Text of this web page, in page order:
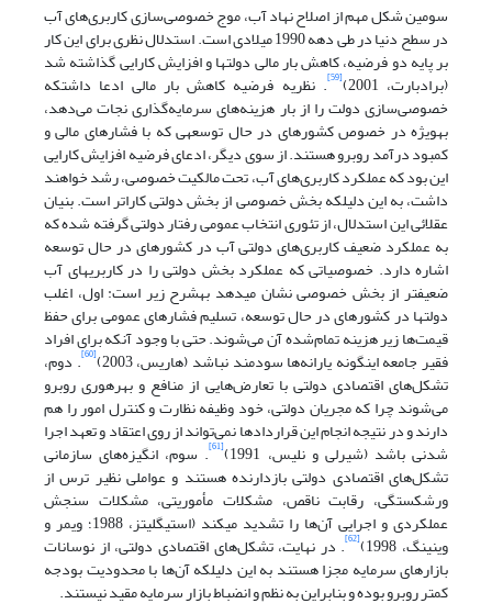
سومین شکل مهم از اصلاح نهاد آب، موج خصوصی‌سازی کاربری‌های آب
در سطح دنیا در طی دهه 1990 میلادی است. استدلال نظری برای این کار
بر پایه دو فرضیه، کاهش بار مالی دولت‏ها و افزایش کارایی گذاشته شد
(برادبارت، 2001) [59] . نظریه فرضیه کاهش بار مالی ادعا داشت‏که
خصوصی‌سازی دولت را از بار هزینه‌های سرمایه‌گذاری نجات می‌دهد،
به‏ویژه در خصوص کشورهای در حال توسعه‏ی که با فشارهای مالی و
کمبود درآمد روبرو هستند. از سوی دیگر، ادعای فرضیه افزایش کارایی
این بود که عملکرد کاربری‌های آب، تحت مالکیت خصوصی، رشد خواهند
داشت، به این دلیل‏که بخش خصوصی از بخش دولتی کاراتر است. بنیان
عقلائی این استدلال، از تئوری‌ انتخاب عمومی رفتار دولتی گرفته شده‏ که
به عملکرد ضعیف کاربری‌های دولتی آب در کشورهای در حال توسعه
اشاره دارد. خصوصیاتی که عملکرد بخش دولتی را در کاربری‏های آب
ضعیف‏تر از بخش خصوصی نشان می‏دهد به‏شرح زیر است: اول، اغلب
دولت‏ها در کشورهای در حال توسعه، تسلیم فشارهای عمومی برای حفظ
قیمت‌ها زیر هزینه تمام‌شده آن می‌شوند. حتی با وجود آنکه برای افراد
فقیر جامعه این‏گونه یارانه‌ها سودمند نباشد (هاریس، 2003) [60] . دوم،
تشکل‌های اقتصادی دولتی با تعارض‌هایی از منافع و بهره‏وری روبرو
می‌شوند چرا که مجریان دولتی، خود وظیفه نظارت و کنترل امور را هم
دارند و در نتیجه انجام این قراردادها نمی‌تواند از روی اعتقاد و تعهد اجرا
شدنی باشد (شیرلی و نلیس، 1991) [61] . سوم، انگیزه‌های سازمانی
تشکل‌های اقتصادی دولتی بازدارنده هستند و عواملی نظیر ترس از
ورشکستگی، رقابت ناقص، مشکلات مأموریتی، مشکلات سنجش
عملکردی و اجرایی آن‌ها را تشدید می‏کند (استیگلیتز، 1988؛ ویمر و
وینینگ، 1998) [62] . در نهایت، تشکل‌های اقتصادی دولتی، از نوسانات
بازارهای سرمایه مجزا هستند به این دلیل‏که آن‌ها با محدودیت‌ بودجه
کم‏تر روبرو بوده و بنابراین به نظم و انضباط بازار سرمایه مقید نیستند.